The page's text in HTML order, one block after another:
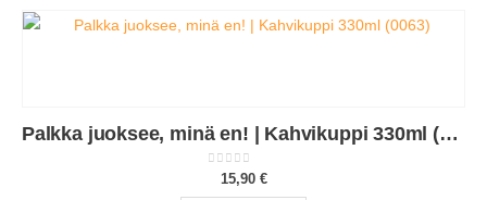
Palkka juoksee, minä en! | Kahvikuppi 330ml (0063)
out of 5
15,90 €